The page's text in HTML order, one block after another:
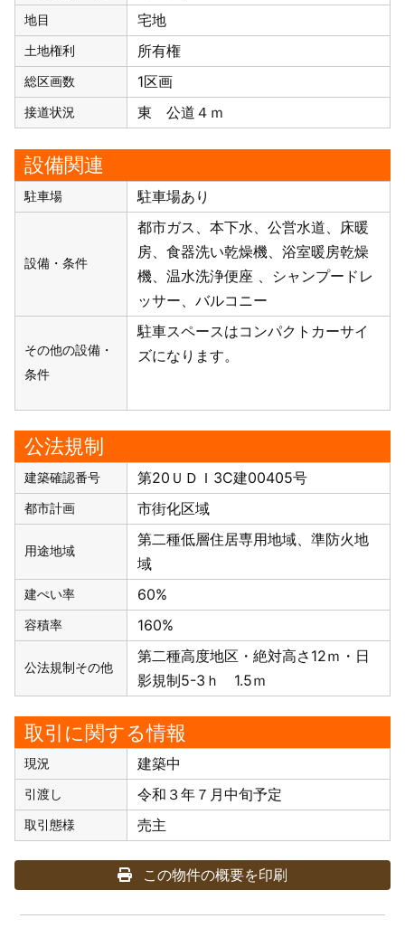
地目 宅地
土地権利 所有権
総区画数 1区画
接道状況 東 公道４ｍ
設備関連
駐車場 駐車場あり
設備・条件
都市ガス 本下水 公営水道
床暖
房
食器洗い乾燥機
浴室暖房乾燥
機
温水洗浄便座
シャンプードレ
ッサー
バルコニー
その他の設備・
条件
駐車スペースはコンパクトカーサイ
ズになります。
公法規制
建築確認番号 第20ＵＤＩ3C建00405号
都市計画 市街化区域
用途地域
第二種低層住居専用地域
準防火地
域
建ぺい率 60%
容積率 160%
公法規制その他
第二種高度地区・絶対高さ12ｍ・日
影規制5-3ｈ 1.5ｍ
取引に関する情報
現況 建築中
引渡し 令和３年７月中旬予定
取引態様 売主
この物件の概要を印刷